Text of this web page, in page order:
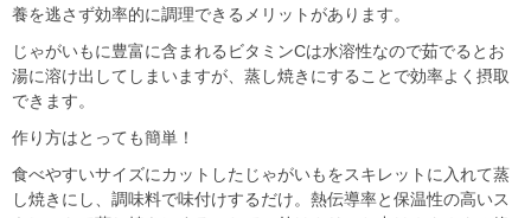
養を逃さず効率的に調理できるメリットがあります。
じゃがいもに豊富に含まれるビタミンCは水溶性なので茹でるとお
湯に溶け出してしまいますが、蒸し焼きにすることで効率よく摂取
できます。
作り方はとっても簡単！
食べやすいサイズにカットしたじゃがいもをスキレットに入れて蒸
し焼きにし、調味料で味付けするだけ。熱伝導率と保温性の高いス